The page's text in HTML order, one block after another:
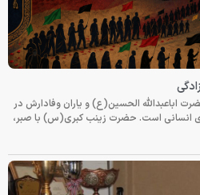
اباعبدالله الحسین(ع) و یاران وفادارش در
انسانی است. حضرت زینب کبری(س) با صبر،